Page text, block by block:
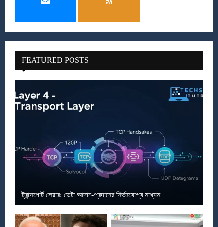
FEATURED POSTS
ট্রান্সপোর্ট লেয়ার: ডেটা আদান-প্রদানের নির্ভরযোগ্য মাধ্যম